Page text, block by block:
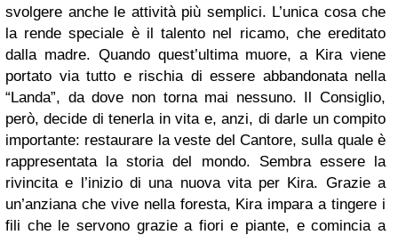
svolgere anche le attività più semplici. L’unica cosa che
la rende speciale è il talento nel ricamo, che ereditato
dalla madre. Quando quest’ultima muore, a Kira viene
portato via tutto e rischia di essere abbandonata nella
“Landa”, da dove non torna mai nessuno. Il Consiglio,
però, decide di tenerla in vita e, anzi, di darle un compito
importante: restaurare la veste del Cantore, sulla quale è
rappresentata la storia del mondo. Sembra essere la
rivincita e l’inizio di una nuova vita per Kira. Grazie a
un’anziana che vive nella foresta, Kira impara a tingere i
fili che le servono grazie a fiori e piante, e comincia a